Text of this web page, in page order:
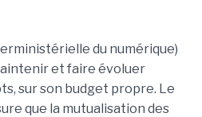
du numérique)
et faire évoluer
sur son budget propre. Le
que la mutualisation des